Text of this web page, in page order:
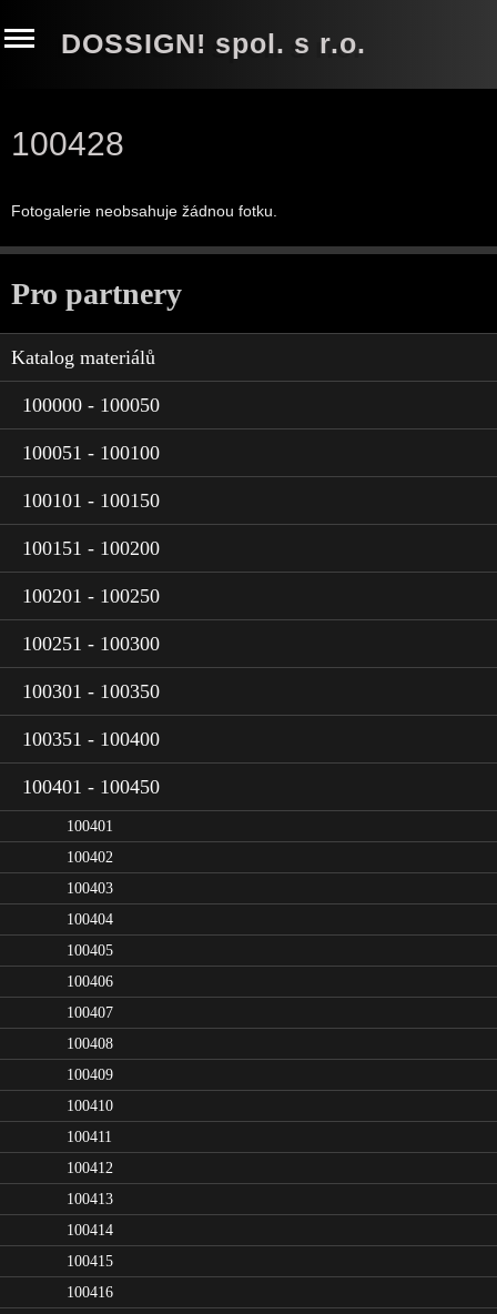
DOSSIGN! spol. s r.o.
100428
Fotogalerie neobsahuje žádnou fotku.
Pro partnery
Katalog materiálů
100000 - 100050
100051 - 100100
100101 - 100150
100151 - 100200
100201 - 100250
100251 - 100300
100301 - 100350
100351 - 100400
100401 - 100450
100401
100402
100403
100404
100405
100406
100407
100408
100409
100410
100411
100412
100413
100414
100415
100416